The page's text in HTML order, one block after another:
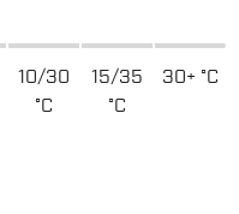
10/30
°C
15/35
°C
30+ °C